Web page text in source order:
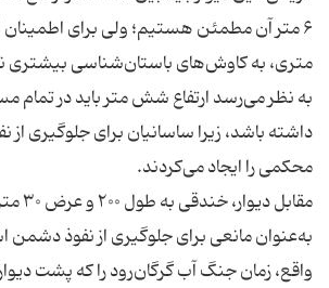
متری، به كاوش‌های باستان‌شناسی بیشتری
به نظر می‌رسد ارتفاع شش متر باید در تمام
داشته باشد، زیرا ساسانیان برای جلوگیری
مقابل
به‌عنوان مانعی برای جلوگیری از نفوذ دشمن
واقع، زمان جنگ آب گرگان‌رود را كه پشت